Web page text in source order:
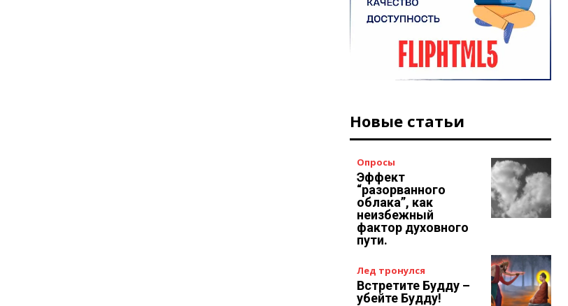
Новые статьи
Опросы
Эффект
“разорванного
облака”, как
неизбежный
фактор духовного
пути.
Лед тронулся
Встретите Будду –
убейте Будду!